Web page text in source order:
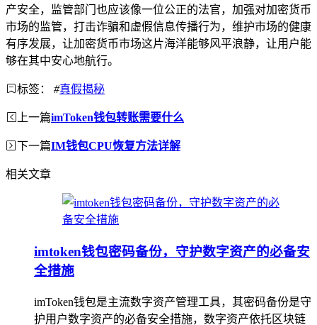
产安全，监管部门也应该像一位公正的法官，加强对加密货币
市场的监管，打击诈骗和虚假信息传播行为，维护市场的健康
有序发展，让加密货币市场这片海洋能够风平浪静，让用户能
够在其中安心地航行。
标签： #真假揭秘
上一篇imToken钱包转账需要什么
下一篇IM钱包CPU恢复方法详解
相关文章
imtoken钱包密码备份，守护数字资产的必备安
全措施
imToken钱包是主流数字资产管理工具，其密码备份是守
护用户数字资产的必备安全措施，数字资产依托区块链